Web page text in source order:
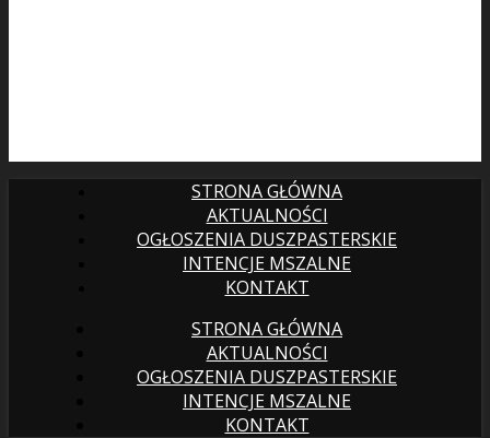
STRONA GŁÓWNA
AKTUALNOŚCI
OGŁOSZENIA DUSZPASTERSKIE
INTENCJE MSZALNE
KONTAKT
STRONA GŁÓWNA
AKTUALNOŚCI
OGŁOSZENIA DUSZPASTERSKIE
INTENCJE MSZALNE
KONTAKT